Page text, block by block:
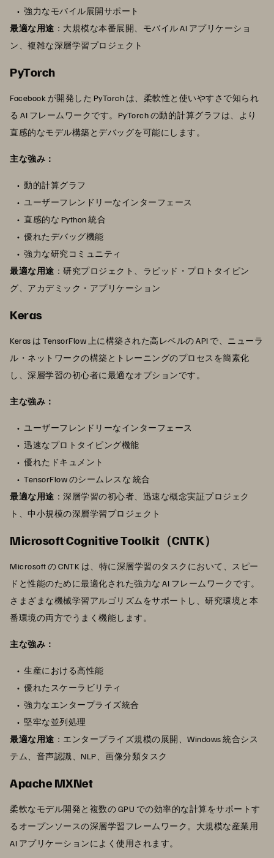
強力なモバイル展開サポート
最適な用途 ：大規模な本番展開、モバイル AI アプリケーショ
ン、複雑な深層学習プロジェクト
PyTorch
Facebook が開発した PyTorch は、柔軟性と使いやすさで知られ
る AI フレームワークです。PyTorch の動的計算グラフは、より
直感的なモデル構築とデバッグを可能にします。
主な強み：
動的計算グラフ
ユーザーフレンドリーなインターフェース
直感的な Python 統合
優れたデバッグ機能
強力な研究コミュニティ
最適な用途 ：研究プロジェクト、ラピッド・プロトタイピン
グ、アカデミック・アプリケーション
Keras
Keras は TensorFlow 上に構築された高レベルの API で、ニューラ
ル・ネットワークの構築とトレーニングのプロセスを簡素化
し、深層学習の初心者に最適なオプションです。
主な強み：
ユーザーフレンドリーなインターフェース
迅速なプロトタイピング機能
優れたドキュメント
TensorFlow のシームレスな 統合
最適な用途 ：深層学習の初心者、迅速な概念実証プロジェク
ト、中小規模の深層学習プロジェクト
Microsoft Cognitive Toolkit（CNTK）
Microsoft の CNTK は、特に深層学習のタスクにおいて、スピー
ドと性能のために最適化された強力な AI フレームワークです。
さまざまな機械学習アルゴリズムをサポートし、研究環境と本
番環境の両方でうまく機能します。
主な強み：
生産における高性能
優れたスケーラビリティ
強力なエンタープライズ統合
堅牢な並列処理
最適な用途 ：エンタープライズ規模の展開、Windows 統合シス
テム、音声認識、NLP、画像分類タスク
Apache MXNet
柔軟なモデル開発と複数の GPU での効率的な計算をサポートす
るオープンソースの深層学習フレームワーク。大規模な産業用
AI アプリケーションによく使用されます。